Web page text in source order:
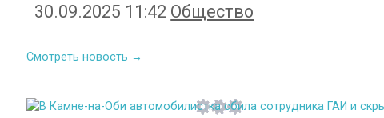
30.09.2025 11:42 Общество
Смотреть новость →